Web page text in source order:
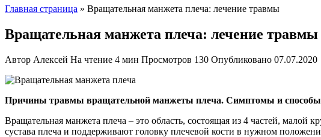
Главная страница » Вращательная манжета плеча: лечение травмы
Вращательная манжета плеча: лечение травмы
Автор Алексей На чтение 4 мин Просмотров 130 Опубликовано 07.07.2020
Причины травмы вращательной манжеты плеча. Симптомы и
Вращательная манжета плеча – это область, состоящая из 4 частей,
сустава плеча и поддерживают головку плечевой кости в нужном